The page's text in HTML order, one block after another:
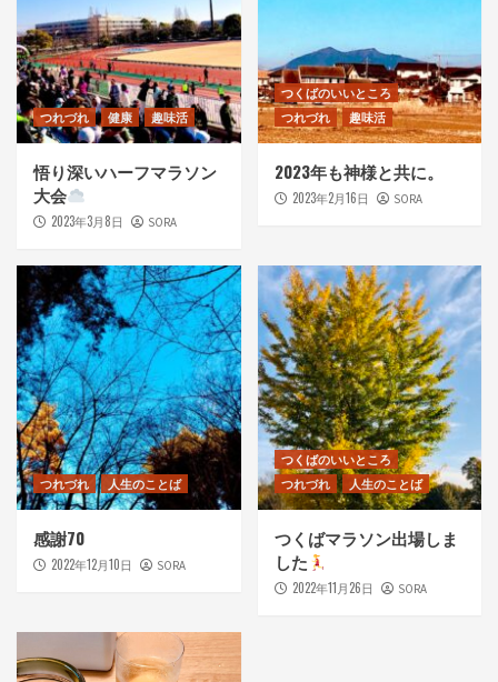
つれづれ 健康 趣味活
悟り深いハーフマラソン
大会
2023年3月8日 SORA
つくばのいいところ
つれづれ
趣味活
2023年も神様と共に。
2023年2月16日 SORA
つれづれ 人生のことば
感謝70
2022年12月10日 SORA
つくばのいいところ
つれづれ
人生のことば
つくばマラソン出場しま
した
2022年11月26日 SORA